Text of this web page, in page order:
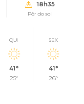
18h35
Pôr do sol
QUI
41°
25°
SEX
41°
26°